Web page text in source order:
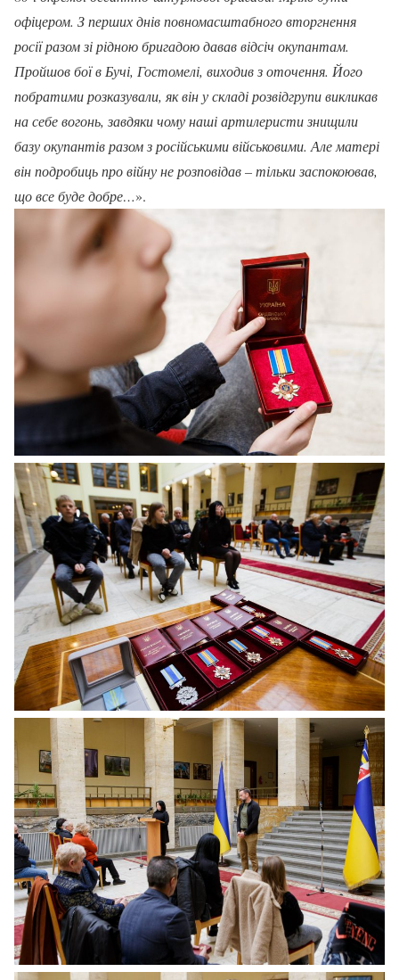
офіцером. З перших днів повномасштабного вторгнення
росії разом зі рідною бригадою давав відсіч окупантам.
Пройшов бої в Бучі, Гостомелі, виходив з оточення. Його
побратими розказували, як він у складі розвідгрупи викликав
на себе вогонь, завдяки чому наші артилеристи знищили
базу окупантів разом з російськими військовими. Але матері
він подробиць про війну не розповідав – тільки заспокоював,
що все буде добре…».